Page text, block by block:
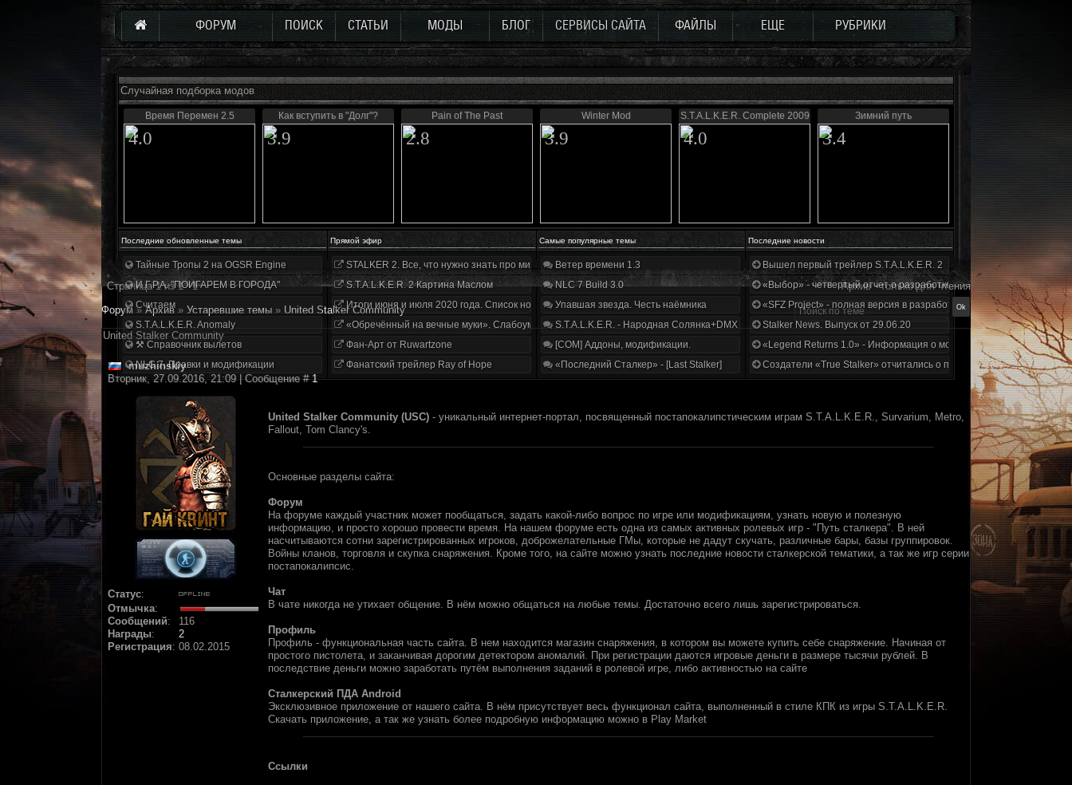
ФОРУМ ПОИСК СТАТЬИ МОДЫ БЛОГ СЕРВИСЫ САЙТА ФАЙЛЫ ЕЩЕ РУБРИКИ
Случайная подборка модов
Время Перемен 2.5
4.0
Как вступить в "Долг"?
3.9
Pain of The Past
2.8
Winter Mod
3.9
S.T.A.L.K.E.R. Complete 2009
4.0
Зимний путь
3.4
Последние обновленные темы Прямой эфир Самые популярные темы Последние новости
Тайные Тропы 2 на OGSR Engine
И.Г.Р.А. "ПОИГАРЕМ В ГОРОДА"
Считаем
S.T.A.L.K.E.R. Anomaly
⚒ Справочник вылетов
NLC 7. Правки и модификации
STALKER 2. Все, что нужно знать про мир, геймплей и сюжет | Разбор трейлера
S.T.A.L.K.E.R. 2 Картина Маслом
Итоги июня и июля 2020 года. Список нововведений
«Обречённый на вечные муки». Слабоумие и отвага
Фан-Арт от Ruwartzone
Фанатский трейлер Ray of Hope
Ветер времени 1.3
NLC 7 Build 3.0
Упавшая звезда. Честь наёмника
S.T.A.L.K.E.R. - Народная Солянка+DMX 1.3.5.ООП.МА.К.
[COM] Аддоны, модификации.
«Последний Сталкер» - [Last Stalker]
Вышел первый трейлер S.T.A.L.K.E.R. 2
«Выбор» - четвертый отчет о разработке!
«SFZ Project» - полная версия в разработке!
Stalker News. Выпуск от 29.06.20
«Legend Returns 1.0» - Информация о моде за июнь 2020
Создатели «True Stalker» отчитались о проделанной работе
Страница1из1 1
Архив - только для чтения
Форум » Архив » Устаревшие темы » United Stalker Community
United Stalker Community
muzhinskiy
Вторник, 27.09.2016, 21:09 | Сообщение #1
Статус:
Отмычка:
Сообщений:
116
Награды:
2
Регистрация: 08.02.2015
United Stalker Community (USC) - уникальный интернет-портал, посвященный постапокалипстическим играм S.T.A.L.K.E.R., Survarium, Metro,
Fallout, Tom Clancy's.
Основные разделы сайта:
Форум
На форуме каждый участник может пообщаться, задать какой-либо вопрос по игре или модификациям, узнать новую и полезную
информацию, и просто хорошо провести время. На нашем форуме есть одна из самых активных ролевых игр - "Путь сталкера". В ней
насчитываются сотни зарегистрированных игроков, доброжелательные ГМы, которые не дадут скучать, различные бары, базы группировок.
Войны кланов, торговля и скупка снаряжения. Кроме того, на сайте можно узнать последние новости сталкерской тематики, а так же игр серии
постапокалипсис.
Чат
В чате никогда не утихает общение. В нём можно общаться на любые темы. Достаточно всего лишь зарегистрироваться.
Профиль
Профиль - функциональная часть сайта. В нем находится магазин снаряжения, в котором вы можете купить себе снаряжение. Начиная от
простого пистолета, и заканчивая дорогим детектором аномалий. При регистрации даются игровые деньги в размере тысячи рублей. В
последствие деньги можно заработать путём выполнения заданий в ролевой игре, либо активностью на сайте
Сталкерский ПДА Android
Эксклюзивное приложение от нашего сайта. В нём присутствует весь функционал сайта, выполненный в стиле КПК из игры S.T.A.L.K.E.R.
Скачать приложение, а так же узнать более подробную информацию можно в Play Market
Ссылки